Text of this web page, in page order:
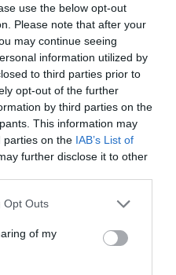
use the below opt-out
Please note that after your
may continue seeing
information utilized by
to third parties prior to
opt-out of the further
by third parties on the
This information may
parties on the IAB’s List of
further disclose it to other
uses one or more Google
behaviour. You may click to
and its third-party tags to
purposes in below Google
Opt Outs
of my
Τσίτας στο
της Πάρου,
2026, στις 20:00 !